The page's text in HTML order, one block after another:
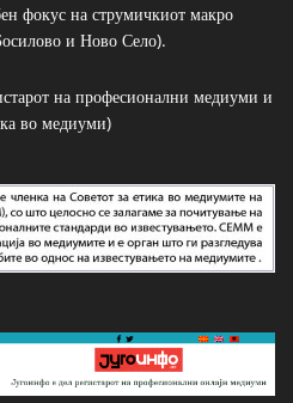
фокус на струмичкиот макро
и Ново Село).
на професионални медиуми и
во медиуми)